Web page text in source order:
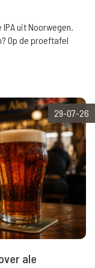
IPA uit Noorwegen.
Op de proeftafel
29-07-26
ale